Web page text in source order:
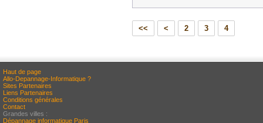
<< < 2 3 4
Haut de page
Allo-Depannage-Informatique ?
Sites Partenaires
Liens Partenaires
Conditions générales
Contact
Grandes villes :
Dépannage informatique Paris